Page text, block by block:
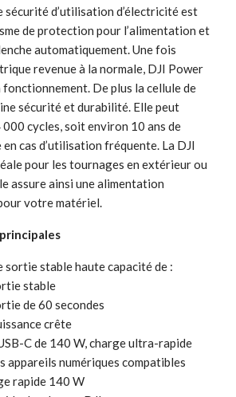
sécurité d’utilisation d’électricité est
de protection pour l’alimentation et
automatiquement. Une fois
revenue à la normale, DJI Power
De plus la cellule de
sécurité et durabilité. Elle peut
000 cycles, soit environ 10 ans de
en cas d’utilisation fréquente. La DJI
pour les tournages en extérieur ou
assure ainsi une alimentation
votre matériel.
sortie stable haute capacité de :
stable
de 60 secondes
crête
C de 140 W, charge ultra-rapide
appareils numériques compatibles
rapide 140 W